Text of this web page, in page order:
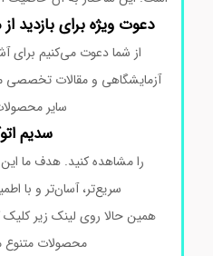
دعوت ویژه برای بازدید از
از شما دعوت می‌کنیم برای
آزمایشگاهی و مقالات تخصصی
سایر محصولات
سدیم
را مشاهده کنید. هدف ما این
سریع‌تر، آسان‌تر و با
همین حالا روی لینک زیر کلیک
محصولات متنوع ما